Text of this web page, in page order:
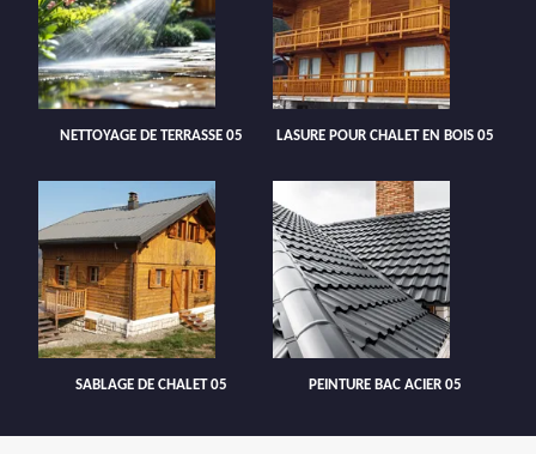
NETTOYAGE DE TERRASSE 05 LASURE POUR CHALET EN BOIS 05
SABLAGE DE CHALET 05 PEINTURE BAC ACIER 05